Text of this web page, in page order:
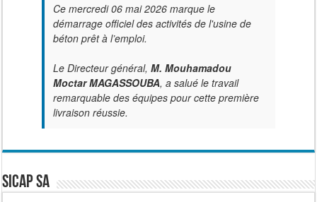
Ce mercredi 06 mai 2026 marque le
démarrage officiel des activités de l'usine de
béton prêt à l’emploi.
Le Directeur général, M. Mouhamadou
Moctar MAGASSOUBA, a salué le travail
remarquable des équipes pour cette première
livraison réussie.
SICAP SA